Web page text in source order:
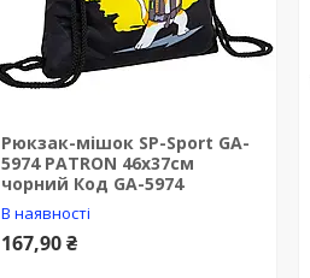
Рюкзак-мішок SP-Sport GA-
5974 PATRON 46х37см
чорний Код GA-5974
В наявності
167,90 ₴